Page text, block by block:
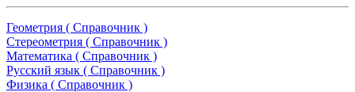
Геометрия ( Справочник )
Стереометрия ( Справочник )
Математика ( Справочник )
Русский язык ( Справочник )
Физика ( Справочник )